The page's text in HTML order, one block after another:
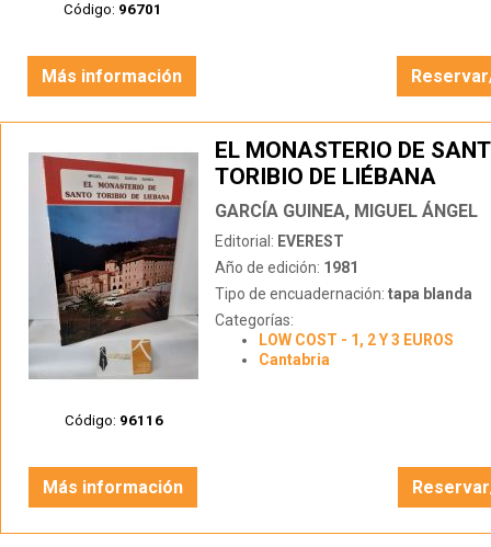
Código: 96701
Más información
Código: 96116
EL MONASTERIO DE
TORIBIO DE LIÉBANA
GARCÍA GUINEA, MIGUEL ÁNGEL
Editorial: EVEREST
Año de edición: 1981
Tipo de encuadernación: tapa blanda
Categorías:
LOW COST - 1, 2 Y 3 EUROS
Cantabria
Más información